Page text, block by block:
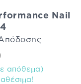
Nail
απόθεμα)